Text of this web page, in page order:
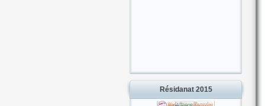
Résidanat 2015